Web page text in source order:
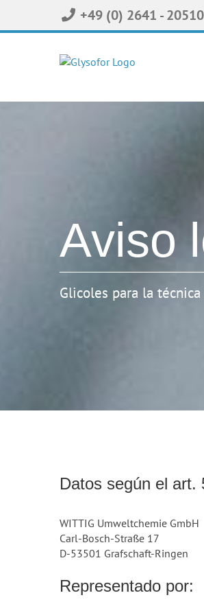
content
+49 (0) 2641 -
Aviso
Glicoles para la
Datos según el art.
WITTIG Umweltchemie GmbH
Carl-Bosch-Straße 17
D-53501 Grafschaft-Ringen
Representado por: